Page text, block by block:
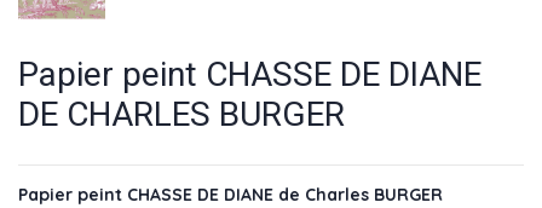
Papier peint CHASSE DE DIANE
DE CHARLES BURGER
Papier peint CHASSE DE DIANE de Charles BURGER